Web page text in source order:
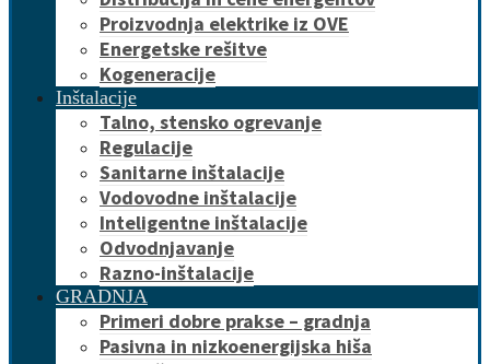
Proizvodnja elektrike iz OVE
Energetske rešitve
Kogeneracije
Inštalacije
Talno, stensko ogrevanje
Regulacije
Sanitarne inštalacije
Vodovodne inštalacije
Inteligentne inštalacije
Odvodnjavanje
Razno-inštalacije
GRADNJA
Primeri dobre prakse – gradnja
Pasivna in nizkoenergijska hiša